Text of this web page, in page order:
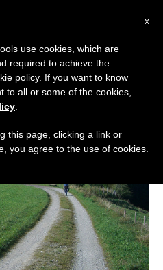
x
use cookies, which are
required to achieve the
policy. If you want to know
to all or some of the cookies,
this page, clicking a link or
you agree to the use of cookies.